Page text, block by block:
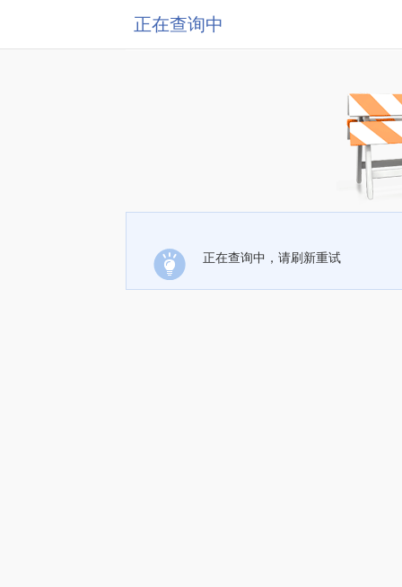
正在查询中
正在查询中，请刷新重试